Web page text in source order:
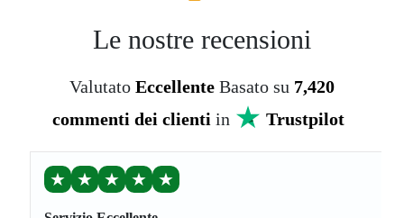
Le nostre recensioni
Valutato Eccellente Basato su 7,420
commenti dei clienti in Trustpilot
★ ★ ★ ★ ★